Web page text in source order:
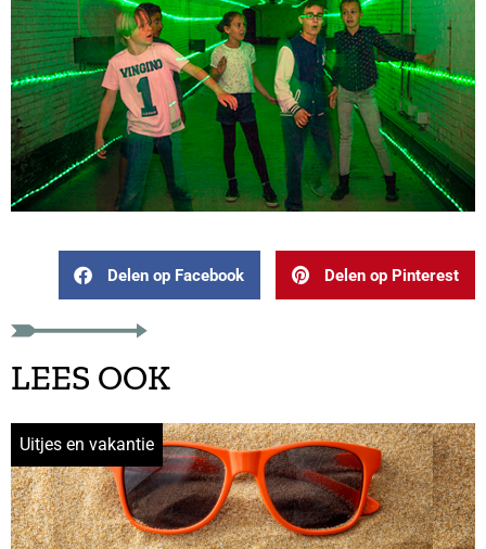
Delen op Facebook Delen op Pinterest
LEES OOK
Uitjes en vakantie